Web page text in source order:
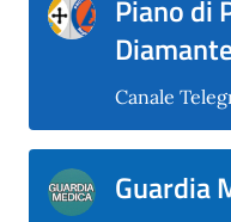
Piano di
Canale
Guardia